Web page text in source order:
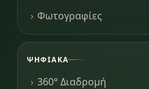
Φωτογραφίες
ΨΗΦΙΑΚΆ
360° Διαδρομή